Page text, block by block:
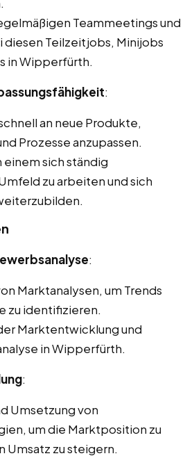
Teammeetings und
diesen Teilzeitjobs, Minijobs
in Wipperfürth.
:
an neue Produkte,
Prozesse anzupassen.
sich ständig
zu arbeiten und sich
:
Marktanalysen, um Trends
zu identifizieren.
Marktentwicklung und
in Wipperfürth.
:
Umsetzung von
um die Marktposition zu
Umsatz zu steigern.